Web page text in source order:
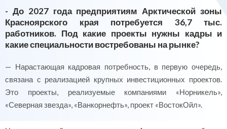
- До 2027 года предприятиям Арктической зоны
Красноярского края потребуется 36,7 тыс.
работников. Под какие проекты нужны кадры и
какие специальности востребованы на рынке?
— Нарастающая кадровая потребность, в первую очередь,
связана с реализацией крупных инвестиционных проектов.
Это проекты, реализуемые компаниями «Норникель»,
«Северная звезда», «Ванкорнефть», проект «ВостокОйл».